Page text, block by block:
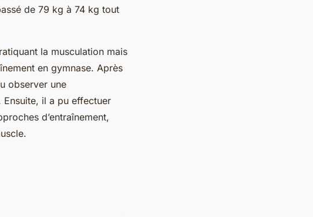
de 79 kg à 74 kg tout
la musculation mais
en gymnase. Après
observer une
Ensuite, il a pu effectuer
d’entraînement,